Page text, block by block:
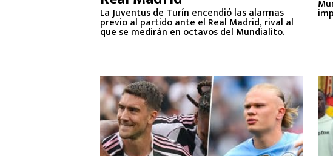
La Juventus de Turín encendió las alarmas
previo al partido ante el Real Madrid, rival al
que se medirán en octavos del Mundialito.